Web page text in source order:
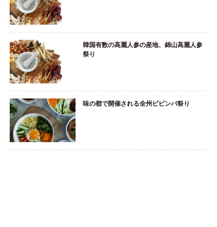
韓国有数の高麗人参の産地、錦山高麗人参
祭り
味の都で開催される全州ビビンバ祭り